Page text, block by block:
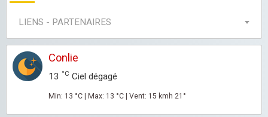
LIENS - PARTENAIRES
Conlie
13 °C Ciel dégagé
Min: 13 °C | Max: 13 °C | Vent: 15 kmh 21°